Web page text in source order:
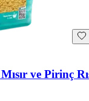
ve Pirinç